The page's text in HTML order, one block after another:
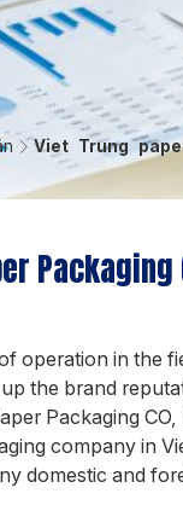
Viet Trung
Packaging
operation in the
the brand
Packaging
company in
domestic and